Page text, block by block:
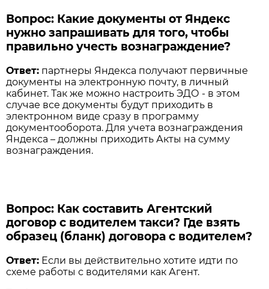
Вопрос: Какие документы от Яндекс
нужно запрашивать для того, чтобы
правильно учесть вознаграждение?
Ответ: партнеры Яндекса получают первичные
документы на электронную почту, в личный
кабинет. Так же можно настроить ЭДО - в этом
случае все документы будут приходить в
электронном виде сразу в программу
документооборота. Для учета вознаграждения
Яндекса – должны приходить Акты на сумму
вознаграждения.
Вопрос: Как составить Агентский
договор с водителем такси? Где взять
образец (бланк) договора с водителем?
Ответ: Если вы действительно хотите идти по
схеме работы с водителями как Агент.